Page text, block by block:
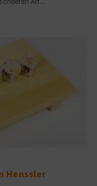
Henssler